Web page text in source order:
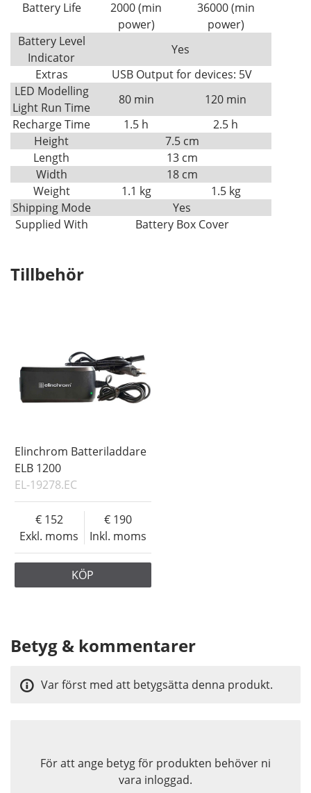
Battery Life
2000 (min
power)
36000 (min
power)
Battery Level
Indicator
Yes
Extras
USB Output for devices: 5V
LED Modelling
Light Run Time
80 min
120 min
Recharge Time
1.5 h
2.5 h
Height
7.5 cm
Length
13 cm
Width
18 cm
Weight
1.1 kg
1.5 kg
Shipping Mode
Yes
Supplied With
Battery Box Cover
Tillbehör
Elinchrom Batteriladdare
ELB 1200
EL-19278.EC
Exkl. moms
152
Inkl. moms
190
KÖP
Betyg & kommentarer
För att ange betyg för produkten behöver ni
vara inloggad.
Var först med att betygsätta denna produkt.